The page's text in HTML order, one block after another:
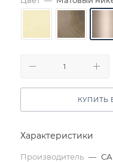
КУПИТЬ
Характеристики
Производитель —